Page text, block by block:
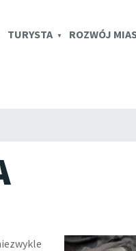
TURYSTA ROZWÓJ